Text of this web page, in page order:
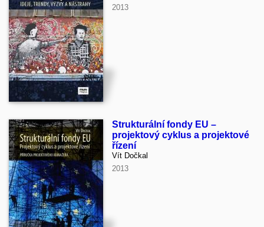
2013
Strukturální fondy EU –
projektový cyklus a projektové
řízení
Vít Dočkal
2013